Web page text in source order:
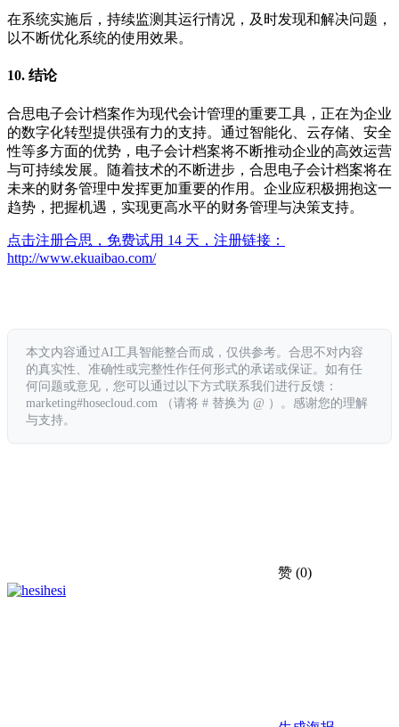
在系统实施后，持续监测其运行情况，及时发现和解决问题，
以不断优化系统的使用效果。
10. 结论
合思电子会计档案作为现代会计管理的重要工具，正在为企业
的数字化转型提供强有力的支持。通过智能化、云存储、安全
性等多方面的优势，电子会计档案将不断推动企业的高效运营
与可持续发展。随着技术的不断进步，合思电子会计档案将在
未来的财务管理中发挥更加重要的作用。企业应积极拥抱这一
趋势，把握机遇，实现更高水平的财务管理与决策支持。
点击注册合思，免费试用 14 天，注册链接：
http://www.ekuaibao.com/
本文内容通过AI工具智能整合而成，仅供参考。合思不对内容
的真实性、准确性或完整性作任何形式的承诺或保证。如有任
何问题或意见，您可以通过以下方式联系我们进行反馈：
marketing#hosecloud.com （请将 # 替换为 @ ）。感谢您的理解
与支持。
赞 (0)
hesi